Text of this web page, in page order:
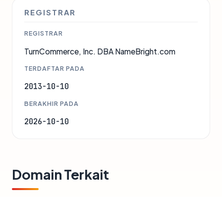
REGISTRAR
REGISTRAR
TurnCommerce, Inc. DBA NameBright.com
TERDAFTAR PADA
2013-10-10
BERAKHIR PADA
2026-10-10
Domain Terkait